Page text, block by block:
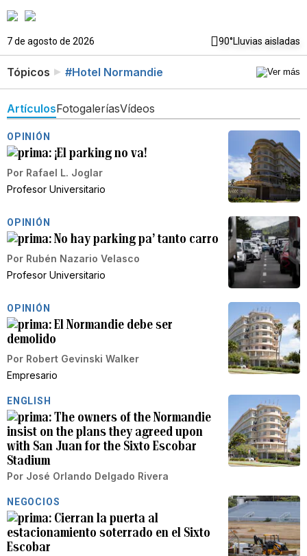
7 de agosto de 2026 90°Lluvias aisladas
Tópicos #Hotel Normandie
ArtículosFotogaleríasVídeos
OPINIÓN
¡El parking no va!
Por Rafael L. Joglar
Profesor Universitario
OPINIÓN
No hay parking pa’ tanto carro
Por Rubén Nazario Velasco
Profesor Universitario
OPINIÓN
El Normandie debe ser
demolido
Por Robert Gevinski Walker
Empresario
ENGLISH
The owners of the Normandie
insist on the plans they agreed upon
with San Juan for the Sixto Escobar
Stadium
Por José Orlando Delgado Rivera
NEGOCIOS
Cierran la puerta al
estacionamiento soterrado en el Sixto
Escobar